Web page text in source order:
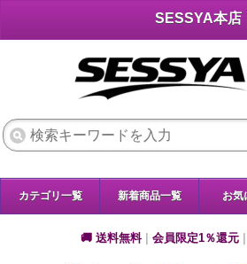
SESSYA本店
カテゴリ一覧 新着商品一覧 お気
🚚 送料無料 会員限定1％還元